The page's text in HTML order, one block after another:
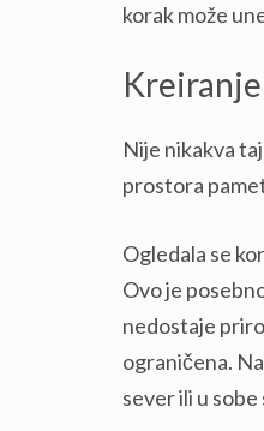
korak može
Nije nikakva
prostora
Ogledala se
Ovo je
nedostaje
ograničena.
sever ili u